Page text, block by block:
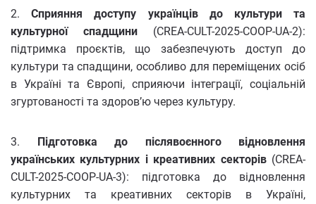
2.Сприяння доступу українців до культури та
культурної спадщини (CREA-CULT-2025-COOP-UA-2):
підтримка проєктів, що забезпечують доступ до
культури та спадщини, особливо для переміщених осіб
в Україні та Європі, сприяючи інтеграції, соціальній
згуртованості та здоров’ю через культуру.
3. Підготовка до післявоєнного відновлення
українських культурних і креативних секторів(CREA-
CULT-2025-COOP-UA-3): підготовка до відновлення
культурних та креативних секторів в Україні,